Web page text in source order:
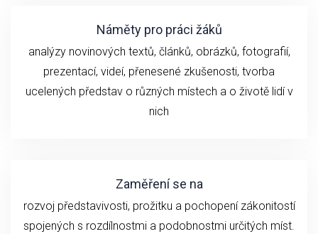
Náměty pro práci žáků
analýzy novinových textů, článků, obrázků, fotografií,
prezentací, videí, přenesené zkušenosti, tvorba
ucelených představ o různých místech a o životě lidí v
nich
Zaměření se na
rozvoj představivosti, prožitku a pochopení zákonitostí
spojených s rozdílnostmi a podobnostmi určitých míst.